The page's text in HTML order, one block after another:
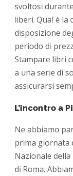
svoltosi
liberi. Qual è la
disposizione
periodo di
Stampare libri
a una serie di
assicurarsi
L’incontro a
Ne abbiamo
prima giornata
Nazionale
di Roma.